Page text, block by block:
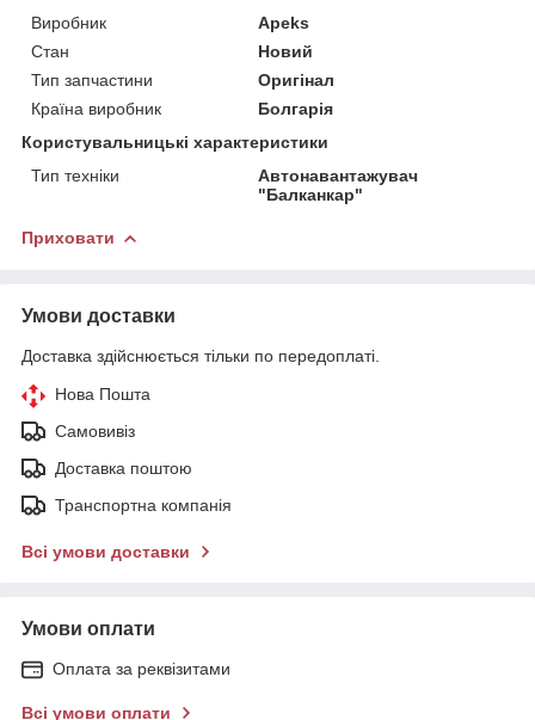
Виробник
Apeks
Стан
Новий
Тип запчастини
Оригінал
Країна виробник
Болгарія
Користувальницькі характеристики
Тип техніки
Автонавантажувач
"Балканкар"
Приховати
Умови доставки
Доставка здійснюється тільки по передоплаті.
Нова Пошта
Самовивіз
Доставка поштою
Транспортна компанія
Всі умови доставки
Умови оплати
Оплата за реквізитами
Всі умови оплати